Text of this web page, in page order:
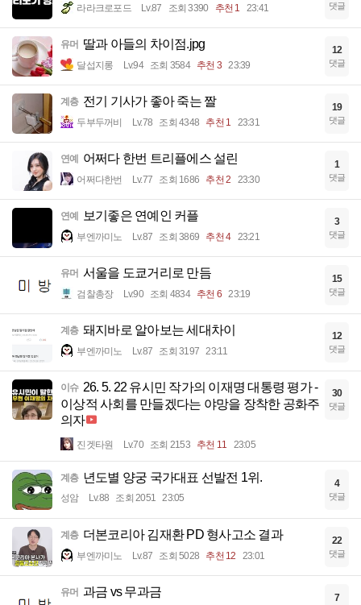
라라크로포드 Lv.87 조회 3390 추천 1 23:41 댓글
유머 딸과 아들의 차이점.jpg
달섭지롱 Lv.94 조회 3584 추천 3 23:39
12
댓글
계층 전기 기사가 좋아 죽는 짤
두부두꺼비 Lv.78 조회 4348 추천 1 23:31
19
댓글
연예 어쩌다 한번 트리플에스 설린
어쩌다한번 Lv.77 조회 1686 추천 2 23:30
1
댓글
연예 보기좋은 연예인 커플
부엔까미노 Lv.87 조회 3869 추천 4 23:21
3
댓글
유머 서울을 도쿄거리로 만듬
검찰총장 Lv.90 조회 4834 추천 6 23:19
15
댓글
계층 돼지바로 알아보는 세대차이
부엔까미노 Lv.87 조회 3197 23:11
12
댓글
이슈 26. 5. 22 유시민 작가의 이재명 대통령 평가 -
이상적 사회를 만들겠다는 야망을 장착한 공화주
의자
진겟타원 Lv.70 조회 2153 추천 11 23:05
30
댓글
계층 년도별 양궁 국가대표 선발전 1위.
성암 Lv.88 조회 2051 23:05
4
댓글
계층 더본코리아 김재환 PD 형사고소 결과
부엔까미노 Lv.87 조회 5028 추천 12 23:01
22
댓글
유머 과금 vs 무과금 7